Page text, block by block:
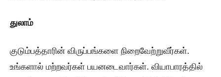
துலாம்
குடும்பத்தாரின் விருப்பங்களை நிறைவேற்றுவீர்கள்.
உங்களால் மற்றவர்கள் பயனடைவார்கள். வியாபாரத்தில்